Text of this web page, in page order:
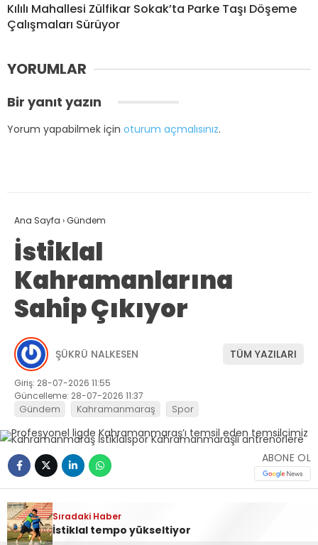
Kılılı Mahallesi Zülfikar Sokak’ta Parke Taşı Döşeme
Çalışmaları Sürüyor
YORUMLAR
Bir yanıt yazın
Yorum yapabilmek için oturum açmalısınız.
Ana Sayfa ›Gündem
İstiklal
Kahramanlarına
Sahip Çıkıyor
ŞÜKRÜ NALKESEN TÜM YAZILARI
Giriş: 28-07-2026 11:55
Güncelleme: 28-07-2026 11:37
Gündem Kahramanmaraş Spor
ABONE OL
Profesyonel ligde Kahramanmaraş’ı temsil
eden temsilcimiz Kahramanmaraş İstiklalspor
Sıradaki Haber
İstiklal tempo yükseltiyor